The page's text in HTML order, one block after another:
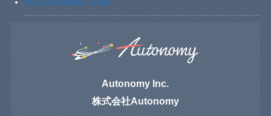
Autonomy Inc.
株式会社Autonomy